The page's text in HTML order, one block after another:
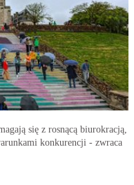
się z rosnącą biurokracją,
konkurencji - zwraca